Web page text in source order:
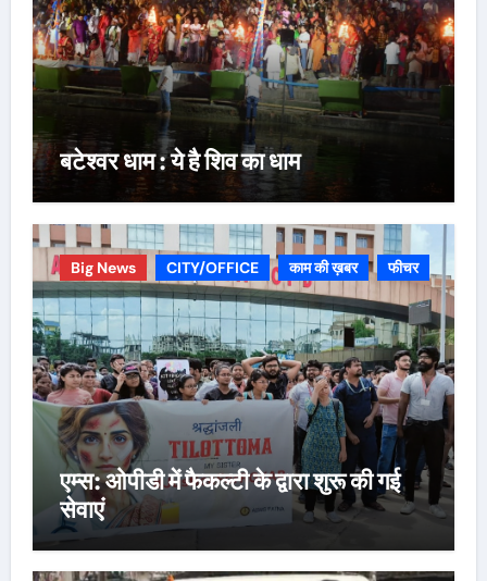
बटेश्वर धाम : ये है शिव का धाम
Big News CITY/OFFICE काम की ख़बर फीचर
एम्स: ओपीडी में फैकल्टी के द्वारा शुरू की गई
सेवाएं